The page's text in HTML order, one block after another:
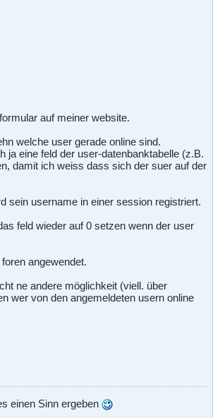
auf meiner website.
welche user gerade online sind.
ja eine feld der user-datenbanktabelle (z.B.
damit ich weiss dass sich der suer auf der
sein username in einer session registriert.
feld wieder auf 0 setzen wenn der user
angewendet.
ne andere möglichkeit (viell. über
wer von den angemeldeten usern online
einen Sinn ergeben